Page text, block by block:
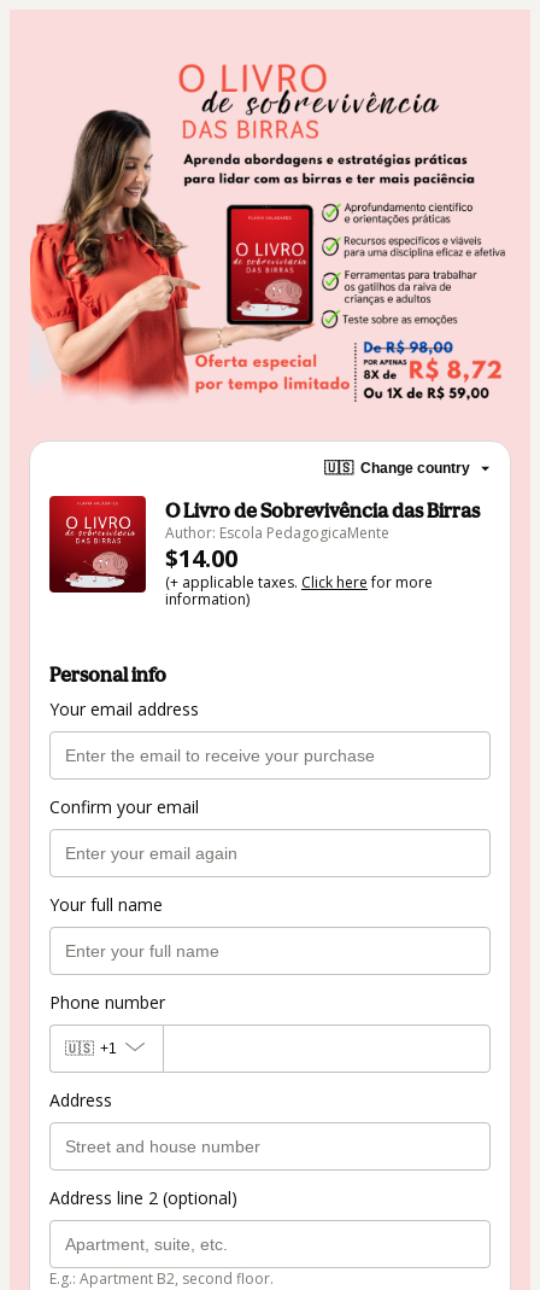
🇺🇸 Change country
O Livro de Sobrevivência das Birras
Author: Escola PedagogicaMente
$14.00
(+ applicable taxes. Click herefor more
information)
Personal info
Your email address
Confirm your email
Your full name
Phone number
🇺🇸 +1
Address
Address line 2 (optional)
E.g.: Apartment B2, second floor.